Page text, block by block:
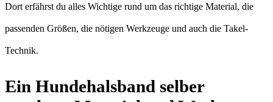
Dort erfährst du alles Wichtige rund um das richtige Material, die
passenden Größen, die nötigen Werkzeuge und auch die Takel-
Technik.
Ein Hundehalsband selber